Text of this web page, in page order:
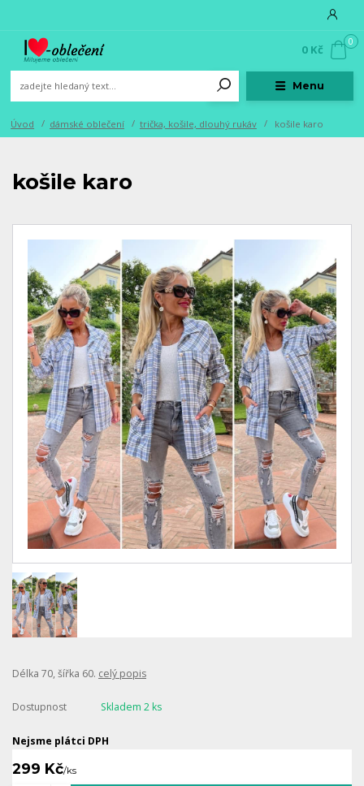
Menu
0
0 Kč
Úvod dámské oblečení trička, košile, dlouhý rukáv košile karo
košile karo
Délka 70, šířka 60. celý popis
Dostupnost Skladem 2 ks
Nejsme plátci DPH
299 Kč/ks